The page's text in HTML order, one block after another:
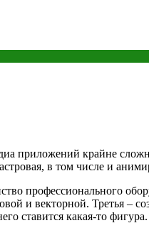
приложений крайне
в том числе и
профессионального
и векторной. Третья –
ставится какая-то